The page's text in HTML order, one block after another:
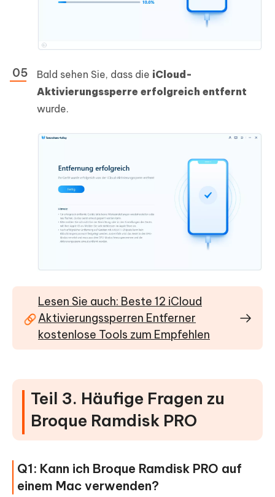
Bald sehen Sie, dass die iCloud-
Aktivierungssperre erfolgreich entfernt
wurde.
Lesen Sie auch: Beste 12 iCloud
Aktivierungssperren Entferner
kostenlose Tools zum Empfehlen
Teil 3. Häufige Fragen zu
Broque Ramdisk PRO
Q1: Kann ich Broque Ramdisk PRO auf
einem Mac verwenden?